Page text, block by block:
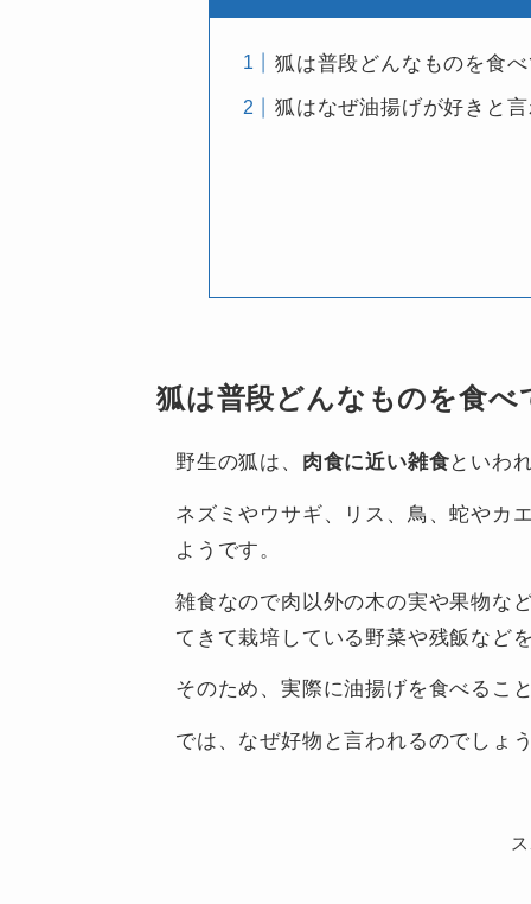
狐は普段どんなものを食
狐はなぜ油揚げが好きと
狐は普段どんなものを食べ
野生の狐は、 肉食に近い雑食といわ
ネズミやウサギ、リス、鳥、蛇やカ
ようです。
雑食なので肉以外の木の実や果物な
てきて栽培している野菜や残飯など
そのため、実際に油揚げを食べるこ
では、なぜ好物と言われるのでしょ